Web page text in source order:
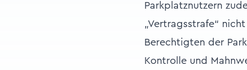
Parkplatznutzern
„Vertragsstrafe“
Berechtigten der
Kontrolle und